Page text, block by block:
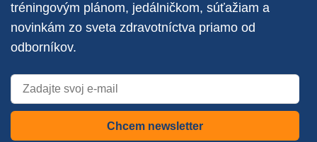
tréningovým plánom, jedálničkom, súťažiam a
novinkám zo sveta zdravotníctva priamo od
odborníkov.
Chcem newsletter